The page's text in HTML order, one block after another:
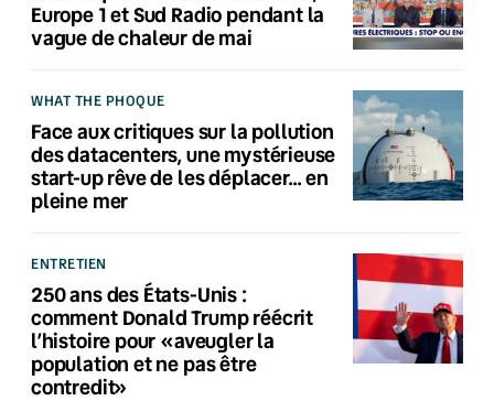
Europe 1 et Sud Radio pendant la
vague de chaleur de mai
WHAT THE PHOQUE
Face aux critiques sur la pollution
des datacenters, une mystérieuse
start-up rêve de les déplacer… en
pleine mer
ENTRETIEN
250 ans des États-Unis :
comment Donald Trump réécrit
l’histoire pour «aveugler la
population et ne pas être
contredit»